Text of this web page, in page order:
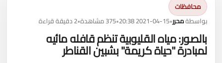
محافظات
بواسطةمحرر•
2021-04-15 20:38
•375 مشاهدة •2 دقيقة قراءة
بالصور: مياه القليوبية تنظم قافله مائيه
لمبادرة "حياة كريمة" بشبين القناطر